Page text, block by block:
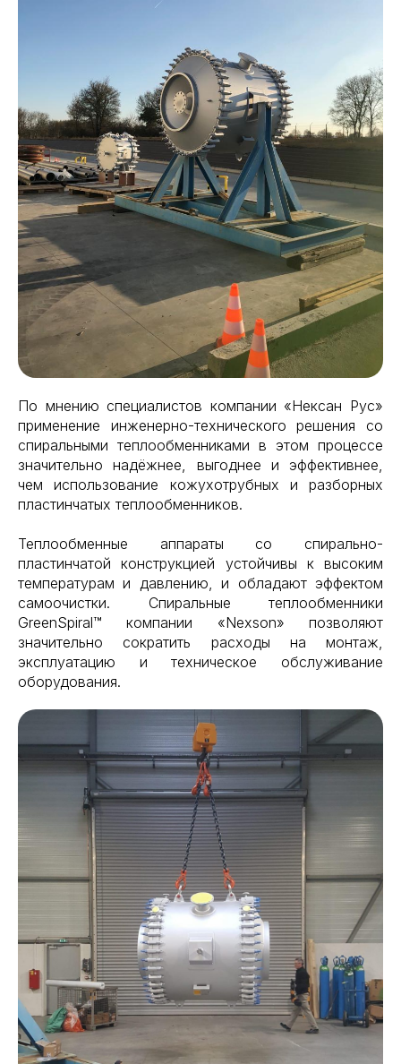
По мнению специалистов компании «Нексан Рус»
применение инженерно-технического решения со
спиральными теплообменниками в этом процессе
значительно надёжнее, выгоднее и эффективнее,
чем использование кожухотрубных и разборных
пластинчатых теплообменников.
Теплообменные аппараты со спирально-
пластинчатой конструкцией устойчивы к высоким
температурам и давлению, и обладают эффектом
самоочистки. Спиральные теплообменники
GreenSpiral™ компании «Nexson» позволяют
значительно сократить расходы на монтаж,
эксплуатацию и техническое обслуживание
оборудования.